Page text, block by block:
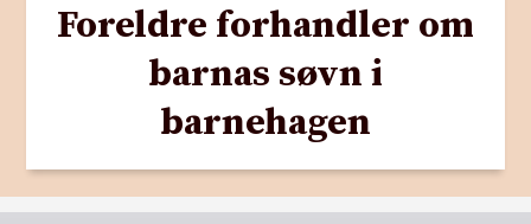
Foreldre forhandler om
barnas søvn i
barnehagen